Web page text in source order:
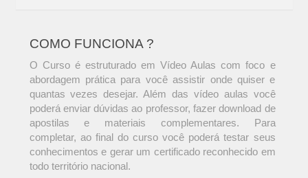
COMO FUNCIONA ?
O Curso é estruturado em Vídeo Aulas com foco e
abordagem prática para você assistir onde quiser e
quantas vezes desejar. Além das vídeo aulas você
poderá enviar dúvidas ao professor, fazer download de
apostilas e materiais complementares. Para
completar, ao final do curso você poderá testar seus
conhecimentos e gerar um certificado reconhecido em
todo território nacional.